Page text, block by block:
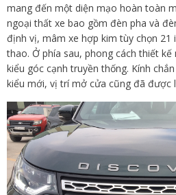
mang đến một diện mạo hoàn toàn
ngoại thất xe bao gồm đèn pha và
định vị, mâm xe hợp kim tùy chọn 21
thao. Ở phía sau, phong cách thiết
kiểu góc cạnh truyền thống. Kính
kiểu mới, vị trí mở cửa cũng đã được